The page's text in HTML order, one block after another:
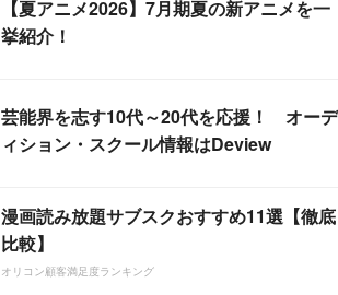
【夏アニメ2026】7月期夏の新アニメを一
挙紹介！
芸能界を志す10代～20代を応援！ オーデ
ィション・スクール情報はDeview
漫画読み放題サブスクおすすめ11選【徹底
比較】
オリコン顧客満足度ランキング